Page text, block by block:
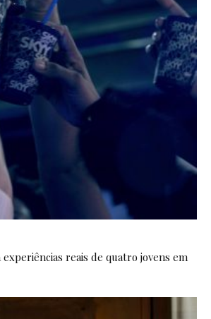
experiências reais de quatro jovens em